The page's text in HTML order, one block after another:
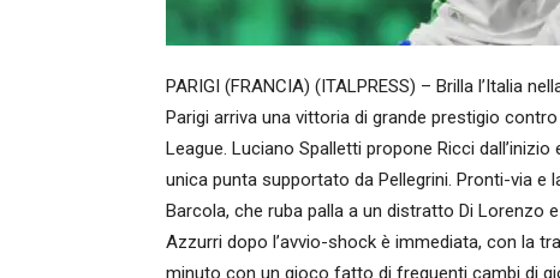
PARIGI (FRANCIA) (ITALPRESS) – Brilla l’Italia
Parigi arriva una vittoria di grande prestigio
League. Luciano Spalletti propone Ricci
unica punta supportato da Pellegrini. Pronti-via e
Barcola, che ruba palla a un distratto Di Lorenzo
Azzurri dopo l’avvio-shock è immediata, con la
minuto con un gioco fatto di frequenti cambi di